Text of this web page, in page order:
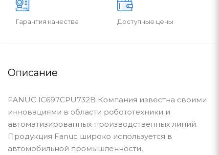
Гарантия качества Доступные цены
Описание
FANUC IC697CPU732B Компания известна своими
инновациями в области робототехники и
автоматизированных производственных линий.
Продукция Fanuc широко используется в
автомобильной промышленности,